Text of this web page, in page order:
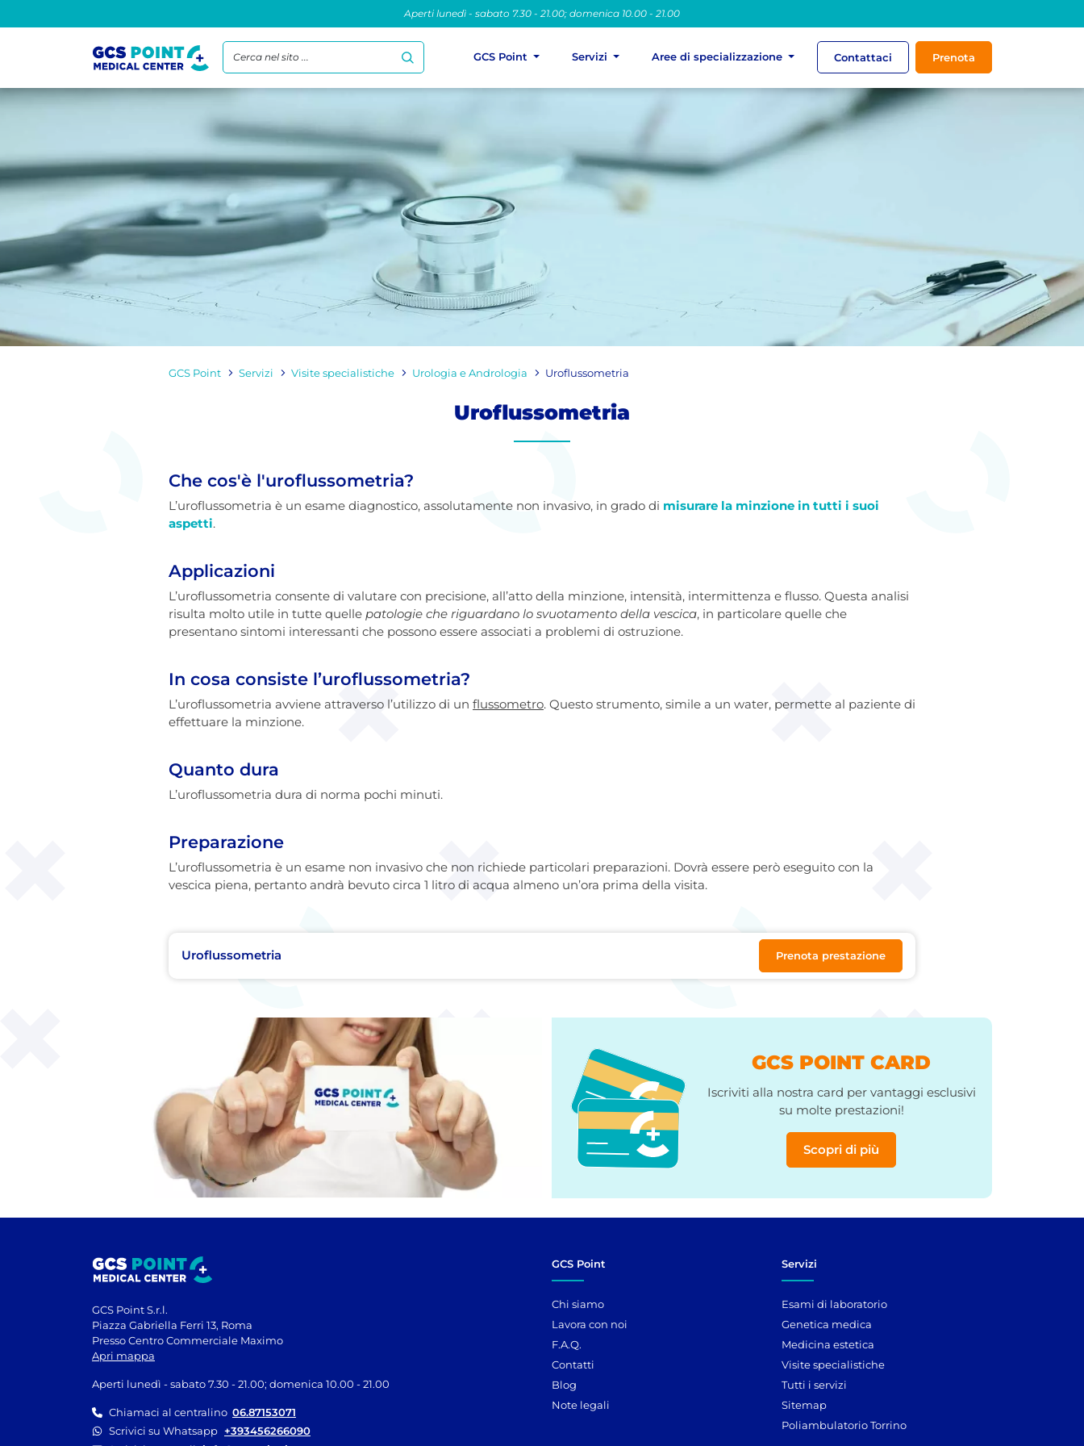
Aperti lunedì - sabato 7.30 - 21.00; domenica 10.00 - 21.00
Cerca nel sito ... GCS Point Servizi Aree di specializzazione Contattaci Prenota
GCS Point Servizi Visite specialistiche Urologia e Andrologia Uroflussometria
Uroflussometria
Che cos'è l'uroflussometria?
L’uroflussometria è un esame diagnostico, assolutamente non invasivo, in grado di misurare la minzione in tutti i suoi
aspetti.
Applicazioni
L’uroflussometria consente di valutare con precisione, all’atto della minzione, intensità, intermittenza e flusso. Questa analisi
risulta molto utile in tutte quelle patologie che riguardano lo svuotamento della vescica, in particolare quelle che
presentano sintomi interessanti che possono essere associati a problemi di ostruzione.
In cosa consiste l’uroflussometria?
L’uroflussometria avviene attraverso l’utilizzo di un flussometro. Questo strumento, simile a un water, permette al paziente di
effettuare la minzione.
Quanto dura
L’uroflussometria dura di norma pochi minuti.
Preparazione
L’uroflussometria è un esame non invasivo che non richiede particolari preparazioni. Dovrà essere però eseguito con la
vescica piena, pertanto andrà bevuto circa 1 litro di acqua almeno un’ora prima della visita.
Uroflussometria Prenota prestazione
GCS POINT CARD
Iscriviti alla nostra card per vantaggi esclusivi
su molte prestazioni!
Scopri di più
GCS Point S.r.l.
Piazza Gabriella Ferri 13, Roma
Presso Centro Commerciale Maximo
Apri mappa
Aperti lunedì - sabato 7.30 - 21.00; domenica 10.00 - 21.00
Chiamaci al centralino 06.87153071
Scrivici su Whatsapp +393456266090
GCS Point
Chi siamo
Lavora con noi
F.A.Q.
Contatti
Blog
Note legali
Servizi
Esami di laboratorio
Genetica medica
Medicina estetica
Visite specialistiche
Tutti i servizi
Sitemap
Poliambulatorio Torrino